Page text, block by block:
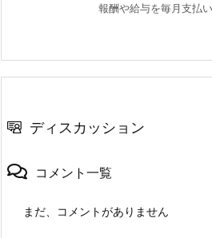
報酬や給与を毎月支払
ディスカッション
コメント一覧
まだ、コメントがありません